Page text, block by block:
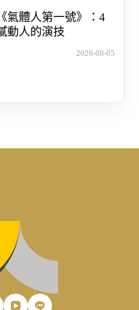
氣體人第一號》：4
動人的演技
2026-08-05